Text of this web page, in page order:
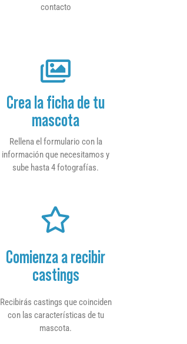
contacto
Crea la ficha de tu
mascota
Rellena el formulario con la
información que necesitamos y
sube hasta 4 fotografías.
Comienza a recibir
castings
Recibirás castings que coinciden
con las características de tu
mascota.